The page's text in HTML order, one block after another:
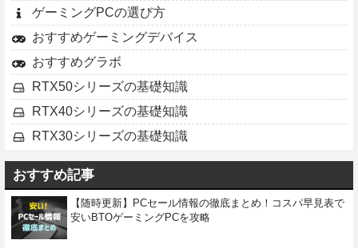
ゲーミングPCの選び方
おすすめゲーミングデバイス
おすすめグラボ
RTX50シリーズの基礎知識
RTX40シリーズの基礎知識
RTX30シリーズの基礎知識
おすすめ記事
【随時更新】PCセール情報の徹底まとめ！コスパ早見表で
安いBTOゲーミングPCを攻略